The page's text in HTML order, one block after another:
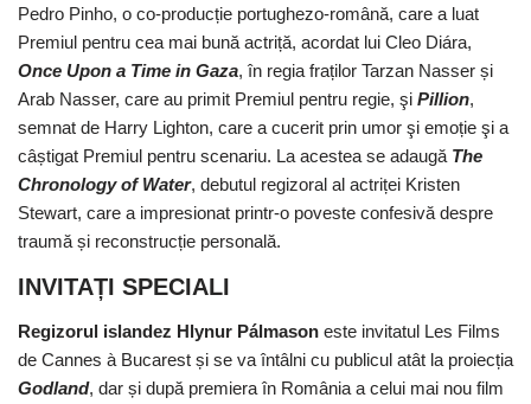
Pedro Pinho, o co-producție portughezo-română, care a luat
Premiul pentru cea mai bună actriță, acordat lui Cleo Diára,
Once Upon a Time in Gaza, în regia fraților Tarzan Nasser și
Arab Nasser, care au primit Premiul pentru regie, şi Pillion,
semnat de Harry Lighton, care a cucerit prin umor şi emoție şi a
câștigat Premiul pentru scenariu. La acestea se adaugă The
Chronology of Water, debutul regizoral al actriței Kristen
Stewart, care a impresionat printr-o poveste confesivă despre
traumă și reconstrucție personală.
INVITAȚI SPECIALI
Regizorul islandez Hlynur Pálmason este invitatul Les Films
de Cannes à Bucarest și se va întâlni cu publicul atât la proiecția
Godland, dar și după premiera în România a celui mai nou film